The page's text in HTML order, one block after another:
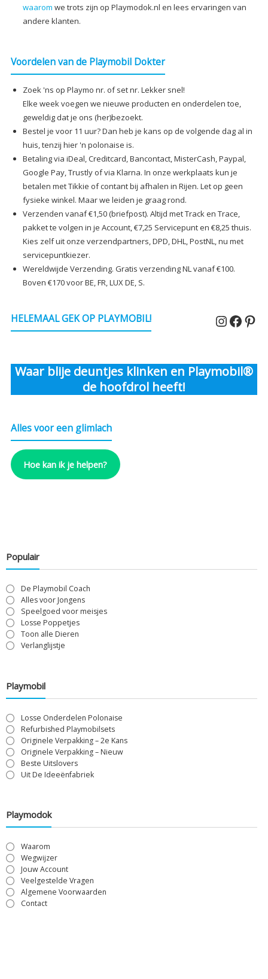
waarom we trots zijn op Playmodok.nl en lees ervaringen van
andere klanten.
Voordelen van de Playmobil Dokter
Zoek 'ns op Playmo nr. of set nr. Lekker snel!
Elke week voegen we nieuwe producten en onderdelen toe,
geweldig dat je ons (her)bezoekt.
Bestel je voor 11 uur? Dan heb je kans op de volgende dag al in
huis, tenzij hier 'n polonaise is.
Betaling via iDeal, Creditcard, Bancontact, MisterCash, Paypal,
Google Pay, Trustly of via Klarna. In onze werkplaats kun je
betalen met Tikkie of contant bij afhalen in Rijen. Let op geen
fysieke winkel. Maar we leiden je graag rond.
Verzenden vanaf €1,50 (briefpost). Altijd met Track en Trace,
pakket te volgen in je Account, €7,25 Servicepunt en €8,25 thuis.
Kies zelf uit onze verzendpartners, DPD, DHL, PostNL, nu met
servicepuntkiezer.
Wereldwijde Verzending. Gratis verzending NL vanaf €100.
Boven €170 voor BE, FR, LUX DE, S.
HELEMAAL GEK OP PLAYMOBIL!
Waar blije deuntjes klinken en Playmobil®
de hoofdrol heeft!
Alles voor een glimlach
Hoe kan ik je helpen?
Populair
De Playmobil Coach
Alles voor Jongens
Speelgoed voor meisjes
Losse Poppetjes
Toon alle Dieren
Verlanglijstje
Playmobil
Losse Onderdelen Polonaise
Refurbished Playmobilsets
Originele Verpakking – 2e Kans
Originele Verpakking – Nieuw
Beste Uitslovers
Uit De Ideeënfabriek
Playmodok
Waarom
Wegwijzer
Jouw Account
Veelgestelde Vragen
Algemene Voorwaarden
Contact